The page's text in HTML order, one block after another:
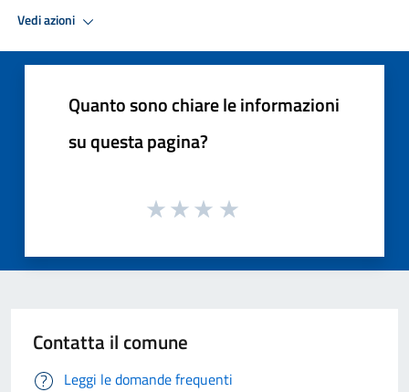
Vedi azioni
Quanto sono chiare le informazioni
su questa pagina?
Contatta il comune
Leggi le domande frequenti